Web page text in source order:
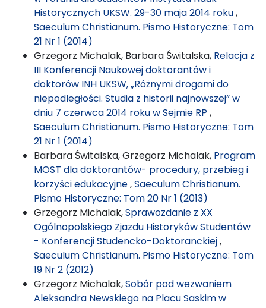
Historycznych UKSW. 29-30 maja 2014 roku,
Saeculum Christianum. Pismo Historyczne: Tom
21 Nr 1 (2014)
Grzegorz Michalak, Barbara Świtalska, Relacja z
III Konferencji Naukowej doktorantów i
doktorów INH UKSW, „Różnymi drogami do
niepodległości. Studia z historii najnowszej” w
dniu 7 czerwca 2014 roku w Sejmie RP ,
Saeculum Christianum. Pismo Historyczne: Tom
21 Nr 1 (2014)
Barbara Świtalska, Grzegorz Michalak, Program
MOST dla doktorantów- procedury, przebieg i
korzyści edukacyjne,Saeculum Christianum.
Pismo Historyczne: Tom 20 Nr 1 (2013)
Grzegorz Michalak,Sprawozdanie z XX
Ogólnopolskiego Zjazdu Historyków Studentów
- Konferencji Studencko-Doktoranckiej,
Saeculum Christianum. Pismo Historyczne: Tom
19 Nr 2 (2012)
Grzegorz Michalak,Sobór pod wezwaniem
Aleksandra Newskiego na Placu Saskim w